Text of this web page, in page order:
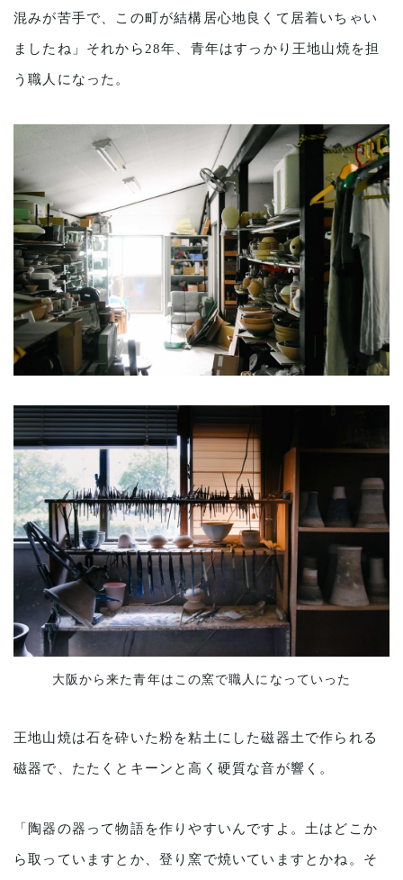
混みが苦手で、この町が結構居心地良くて居着いちゃい
ましたね」それから28年、青年はすっかり王地山焼を担
う職人になった。
大阪から来た青年はこの窯で職人になっていった
王地山焼は石を砕いた粉を粘土にした磁器土で作られる
磁器で、たたくとキーンと高く硬質な音が響く。
「陶器の器って物語を作りやすいんですよ。土はどこか
ら取っていますとか、登り窯で焼いていますとかね。そ